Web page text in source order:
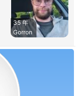
35 年
Gorron